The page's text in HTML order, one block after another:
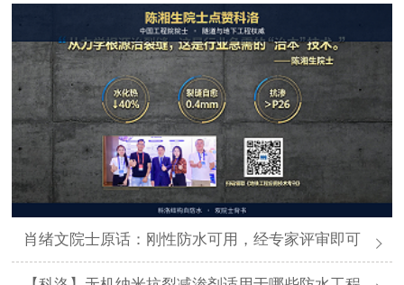
肖绪文院士原话：刚性防水可用，经专家评审即可